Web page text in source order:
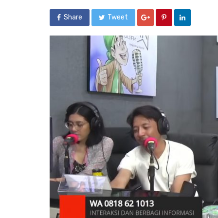
Share Tweet